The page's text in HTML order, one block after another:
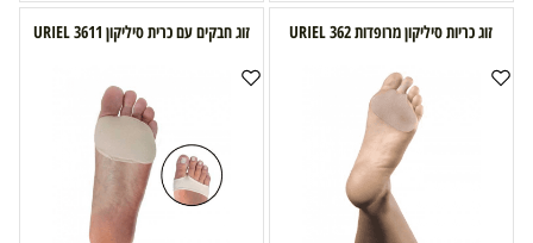
זוג כריות סיליקון מרופדות URIEL 362 זוג חבקים עם כרית סיליקון URIEL 3611